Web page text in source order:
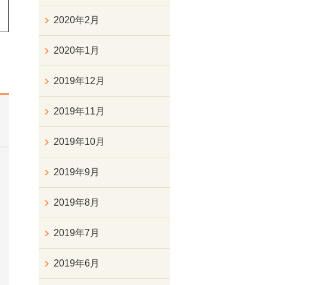
2020年2月
2020年1月
2019年12月
2019年11月
2019年10月
2019年9月
2019年8月
2019年7月
2019年6月